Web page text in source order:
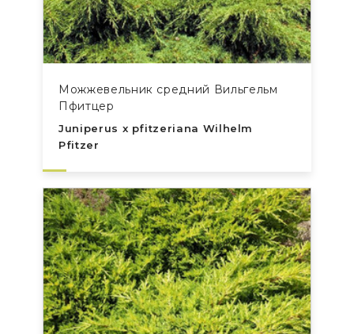
Можжевельник средний Вильгельм
Пфитцер
Juniperus x pfitzeriana Wilhelm
Pfitzer